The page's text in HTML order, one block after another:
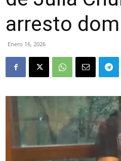
arresto
Enero 16, 2026